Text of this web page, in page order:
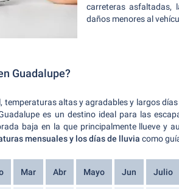
carreteras asfaltadas,
daños menores al
Guadalupe?
temperaturas altas y agradables y largos
es un destino ideal para las
baja en la que principalmente llueve y
mensuales y los días de lluvia como
Mar Abr Mayo Jun Julio